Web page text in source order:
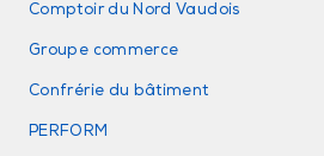
Comptoir du Nord Vaudois
Groupe commerce
Confrérie du bâtiment
PERFORM